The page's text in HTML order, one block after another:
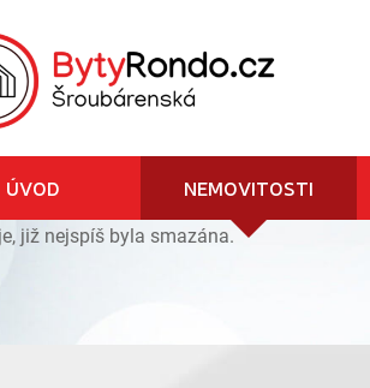
ÚVOD NEMOVITOSTI
již nejspíš byla smazána.